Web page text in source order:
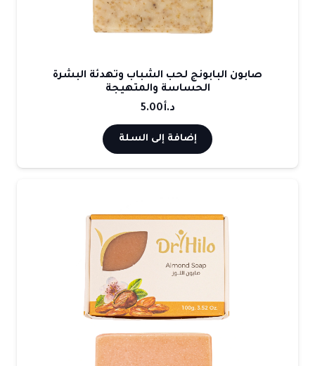
صابون البابونج لحب الشباب وتهدئة البشرة
الحساسة والمتهيجة
د.أ5.00
إضافة إلى السلة